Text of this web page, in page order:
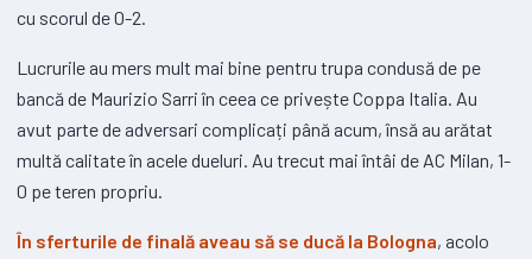
cu scorul de 0-2.
Lucrurile au mers mult mai bine pentru trupa condusă de pe
bancă de Maurizio Sarri în ceea ce privește Coppa Italia. Au
avut parte de adversari complicați până acum, însă au arătat
multă calitate în acele dueluri. Au trecut mai întâi de AC Milan, 1-
0 pe teren propriu.
În sferturile de finală aveau să se ducă la Bologna, acolo